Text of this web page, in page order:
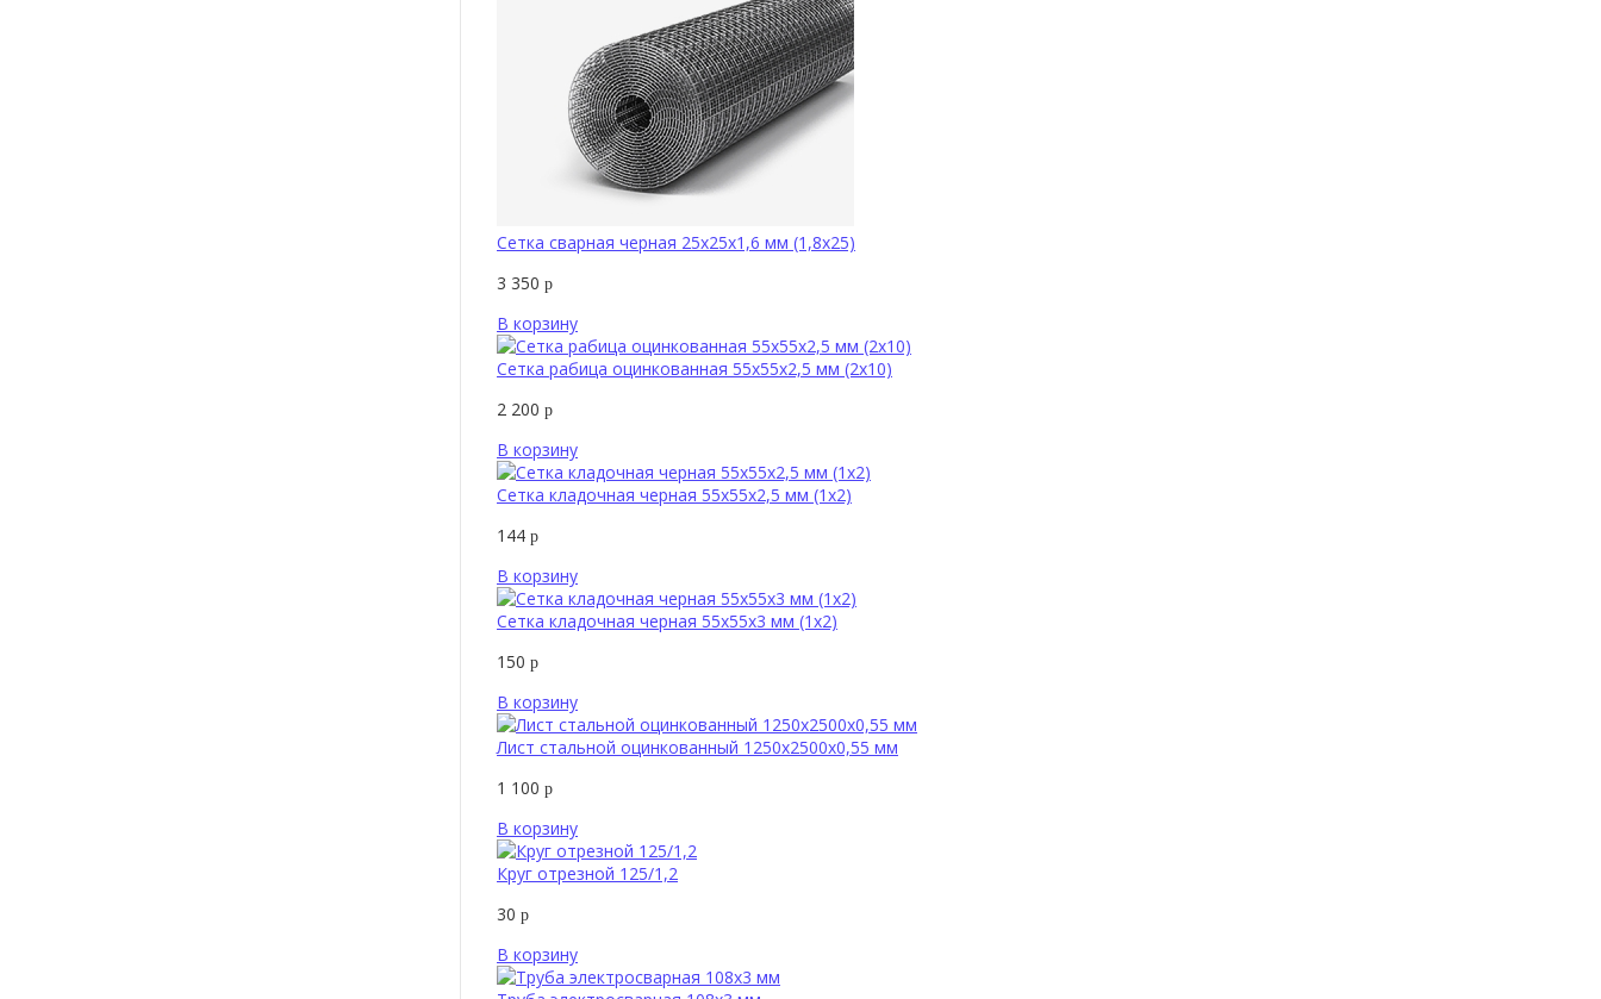
Сетка сварная черная 25х25х1,6 мм (1,8х25)
3 350 р
В корзину
Сетка рабица оцинкованная 55х55х2,5 мм (2х10)
2 200 р
В корзину
Сетка кладочная черная 55х55х2,5 мм (1х2)
144 р
В корзину
Сетка кладочная черная 55х55х3 мм (1х2)
150 р
В корзину
Лист стальной оцинкованный 1250х2500х0,55 мм
1 100 р
В корзину
Круг отрезной 125/1,2
30 р
В корзину